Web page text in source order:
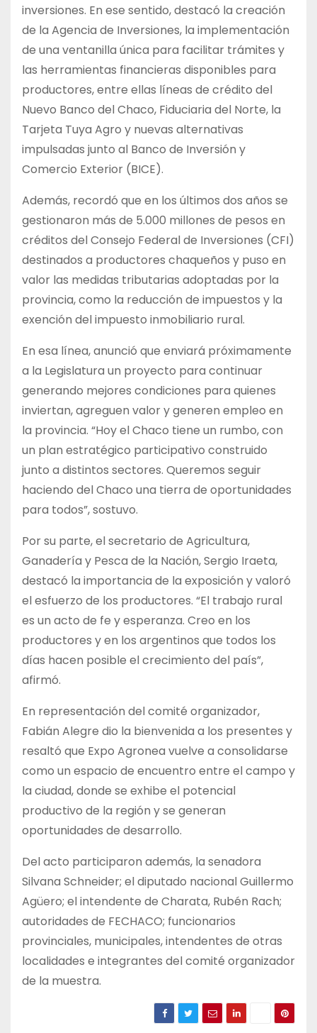
inversiones. En ese sentido, destacó la creación
de la Agencia de Inversiones, la implementación
de una ventanilla única para facilitar trámites y
las herramientas financieras disponibles para
productores, entre ellas líneas de crédito del
Nuevo Banco del Chaco, Fiduciaria del Norte, la
Tarjeta Tuya Agro y nuevas alternativas
impulsadas junto al Banco de Inversión y
Comercio Exterior (BICE).
Además, recordó que en los últimos dos años se
gestionaron más de 5.000 millones de pesos en
créditos del Consejo Federal de Inversiones (CFI)
destinados a productores chaqueños y puso en
valor las medidas tributarias adoptadas por la
provincia, como la reducción de impuestos y la
exención del impuesto inmobiliario rural.
En esa línea, anunció que enviará próximamente
a la Legislatura un proyecto para continuar
generando mejores condiciones para quienes
inviertan, agreguen valor y generen empleo en
la provincia. “Hoy el Chaco tiene un rumbo, con
un plan estratégico participativo construido
junto a distintos sectores. Queremos seguir
haciendo del Chaco una tierra de oportunidades
para todos”, sostuvo.
Por su parte, el secretario de Agricultura,
Ganadería y Pesca de la Nación, Sergio Iraeta,
destacó la importancia de la exposición y valoró
el esfuerzo de los productores. “El trabajo rural
es un acto de fe y esperanza. Creo en los
productores y en los argentinos que todos los
días hacen posible el crecimiento del país”,
afirmó.
En representación del comité organizador,
Fabián Alegre dio la bienvenida a los presentes y
resaltó que Expo Agronea vuelve a consolidarse
como un espacio de encuentro entre el campo y
la ciudad, donde se exhibe el potencial
productivo de la región y se generan
oportunidades de desarrollo.
Del acto participaron además, la senadora
Silvana Schneider; el diputado nacional Guillermo
Agüero; el intendente de Charata, Rubén Rach;
autoridades de FECHACO; funcionarios
provinciales, municipales, intendentes de otras
localidades e integrantes del comité organizador
de la muestra.